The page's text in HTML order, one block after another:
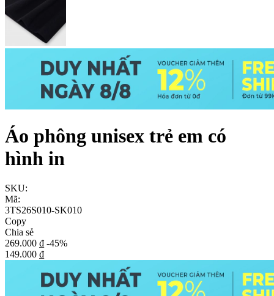
Áo phông unisex trẻ em có
hình in
SKU:
Mã:
3TS26S010-SK010
Copy
Chia sẻ
269.000 ₫ -45%
149.000 ₫